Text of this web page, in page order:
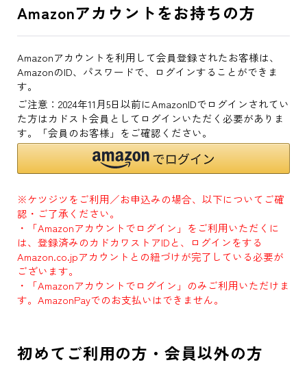
Amazonアカウントをお持ちの方
Amazonアカウントを利用して会員登録されたお客様は、
AmazonのID、パスワードで、ログインすることができま
す。
ご注意：2024年11月5日以前にAmazonIDでログインされてい
た方はカドスト会員としてログインいただく必要がありま
す。「会員のお客様」をご確認ください。
※ケツジツをご利用／お申込みの場合、以下についてご確
認・ご了承ください。
・「Amazonアカウントでログイン」をご利用いただくに
は、登録済みのカドカワストアIDと、ログインをする
Amazon.co.jpアカウントとの紐づけが完了している必要が
ございます。
・「Amazonアカウントでログイン」のみご利用いただけま
す。AmazonPayでのお支払いはできません。
初めてご利用の方・会員以外の方